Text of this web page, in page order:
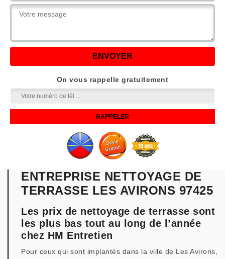
On vous rappelle gratuitement
ENTREPRISE NETTOYAGE DE
TERRASSE LES AVIRONS 97425
Les prix de nettoyage de terrasse sont
les plus bas tout au long de l’année
chez HM Entretien
Pour ceux qui sont implantés dans la ville de Les Avirons,